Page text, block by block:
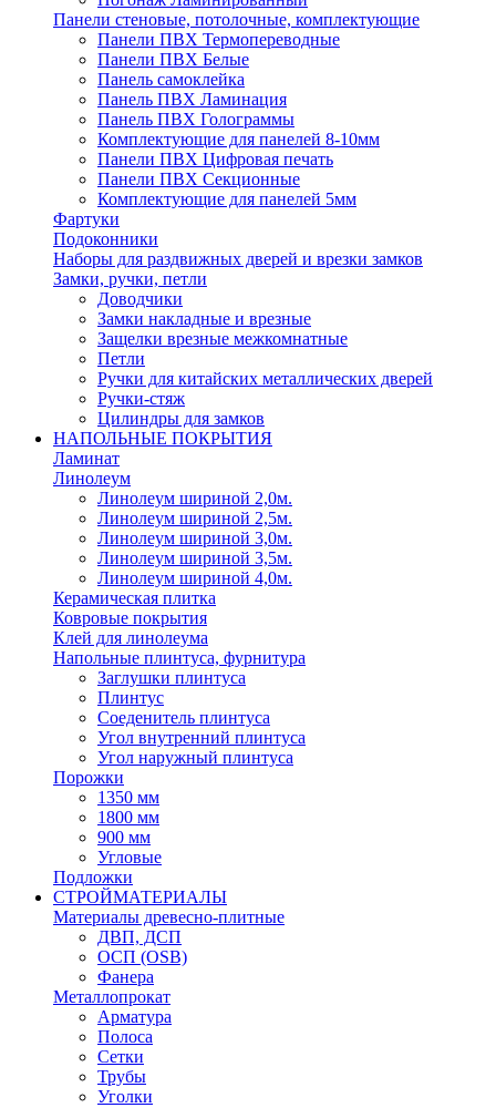
Панели стеновые, потолочные, комплектующие
Панели ПВХ Термопереводные
Панели ПВХ Белые
Панель самоклейка
Панель ПВХ Ламинация
Панель ПВХ Голограммы
Комплектующие для панелей 8-10мм
Панели ПВХ Цифровая печать
Панели ПВХ Секционные
Комплектующие для панелей 5мм
Фартуки
Подоконники
Наборы для раздвижных дверей и врезки замков
Замки, ручки, петли
Доводчики
Замки накладные и врезные
Защелки врезные межкомнатные
Петли
Ручки для китайских металлических дверей
Ручки-стяж
Цилиндры для замков
НАПОЛЬНЫЕ ПОКРЫТИЯ
Ламинат
Линолеум
Линолеум шириной 2,0м.
Линолеум шириной 2,5м.
Линолеум шириной 3,0м.
Линолеум шириной 3,5м.
Линолеум шириной 4,0м.
Керамическая плитка
Ковровые покрытия
Клей для линолеума
Напольные плинтуса, фурнитура
Заглушки плинтуса
Плинтус
Соеденитель плинтуса
Угол внутренний плинтуса
Угол наружный плинтуса
Порожки
1350 мм
1800 мм
900 мм
Угловые
Подложки
СТРОЙМАТЕРИАЛЫ
Материалы древесно-плитные
ДВП, ДСП
ОСП (OSB)
Фанера
Металлопрокат
Арматура
Полоса
Сетки
Трубы
Уголки